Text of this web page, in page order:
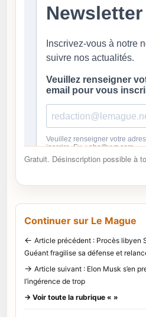
Gratuit. Désinscription possible à
Continuer sur Le Mague
← Article précédent : Procès libyen
Guéant fragilise sa défense et
→ Article suivant : Elon Musk s’en
l’ingérence de trop
→ Voir toute la rubrique « »